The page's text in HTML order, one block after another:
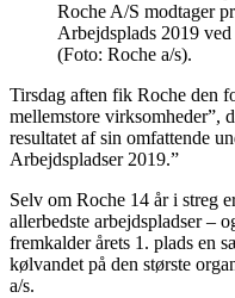
Roche A/S modtager
Arbejdsplads 2019
(Foto: Roche a/s).
Tirsdag aften fik Roche den
mellemstore virksomheder”,
resultatet af sin omfattende
Arbejdspladser 2019.”
Selv om Roche 14 år i streg
allerbedste arbejdspladser –
fremkalder årets 1. plads en
kølvandet på den største
a/s.